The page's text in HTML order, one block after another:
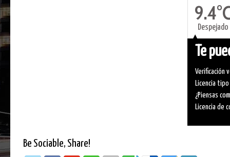
Despejado
Te
Verificación
Licencia tipo
¿Piensas
Licencia de
Be Sociable, Share!